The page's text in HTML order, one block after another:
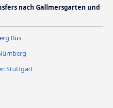
nach Gallmersgarten und
Bus
Stuttgart